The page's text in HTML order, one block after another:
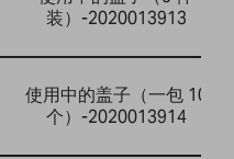
装）-2020013913
使用中的盖子（一包 10
个）-2020013914